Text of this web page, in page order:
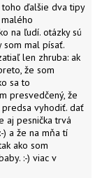
ďalšie dva tipy
na ľudí. otázky sú
som mal písať.
len zhruba: ak
že som
sa to
presvedčený, že
predsa vyhodiť. dať
aj pesnička trvá
) a že na mňa tí
ako som
:-) viac v